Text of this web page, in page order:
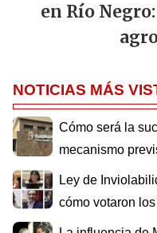
en Río
NOTICIAS MÁS
Cómo será la
mecanismo
Ley de
cómo votaron